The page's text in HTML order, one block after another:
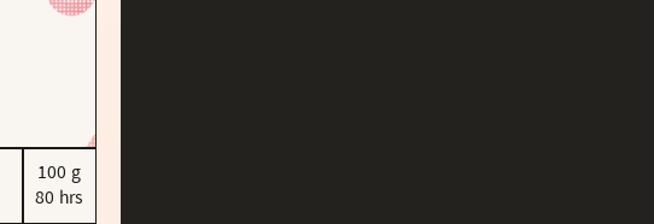
100 g
80 hrs